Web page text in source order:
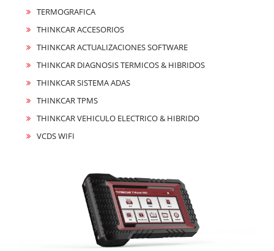
TERMOGRAFICA
THINKCAR ACCESORIOS
THINKCAR ACTUALIZACIONES SOFTWARE
THINKCAR DIAGNOSIS TERMICOS & HIBRIDOS
THINKCAR SISTEMA ADAS
THINKCAR TPMS
THINKCAR VEHICULO ELECTRICO & HIBRIDO
VCDS WIFI